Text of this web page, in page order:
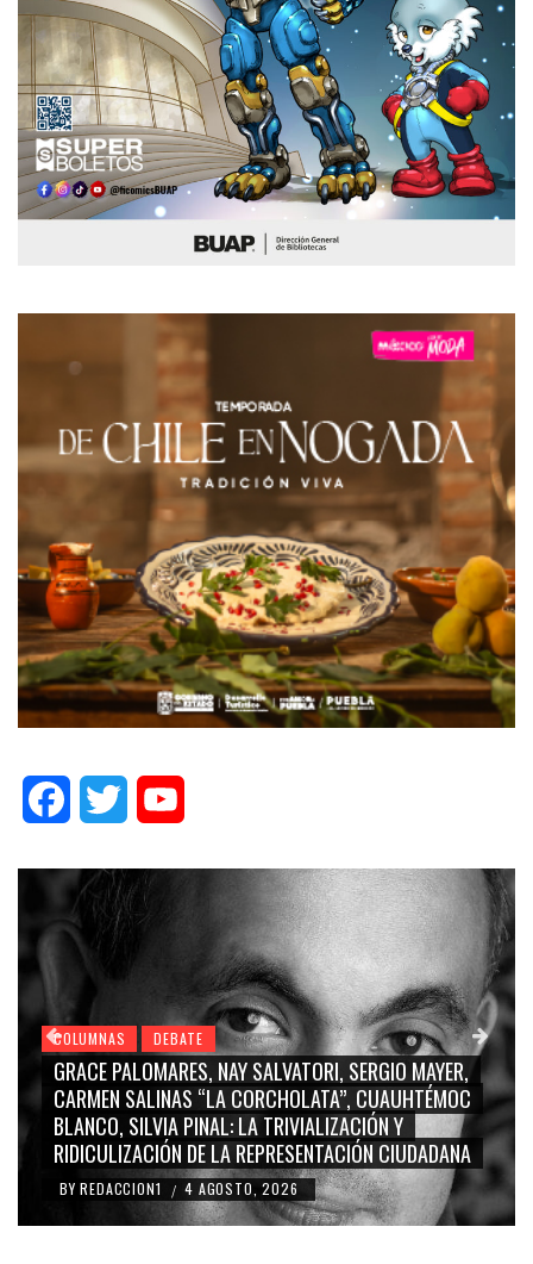
FacebookTwitter
COLUMNAS DEBATE
EX ALCALDE PRIÍSTA-MARINISTA PUEDE COSTARLE ¡17
MILLONES DE PESOS AL AYUNTAMIENTO DE SAN PEDRO
CHOLULA!
BY REDACCION1 / 3 AGOSTO, 2026